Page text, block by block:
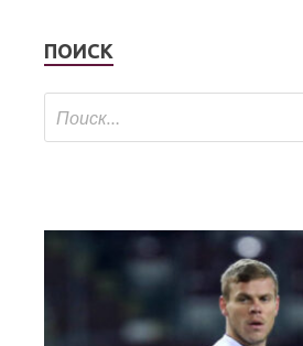
ПОИСК